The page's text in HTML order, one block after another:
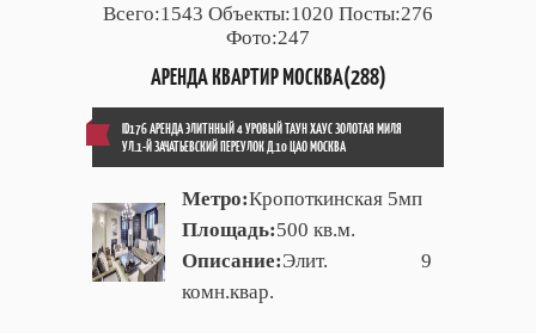
Всего:1543 Объекты:1020 Посты:276
Фото:247
АРЕНДА КВАРТИР МОСКВА(288)
ID176 АРЕНДА ЭЛИТННЫЙ 4 УРОВЫЙ ТАУН ХАУС ЗОЛОТАЯ МИЛЯ
УЛ.1-Й ЗАЧАТЬЕВСКИЙ ПЕРЕУЛОК Д.10 ЦАО МОСКВА
Метро:Кропоткинская 5мп
Площадь:500 кв.м.
Описание:Элит. 9
комн.квар.